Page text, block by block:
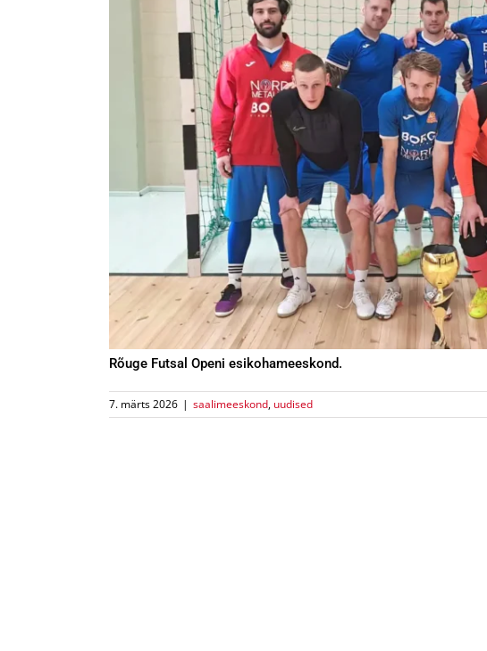
Rõuge Futsal Openi esikohameeskond.
7. märts 2026 | saalimeeskond, uudised